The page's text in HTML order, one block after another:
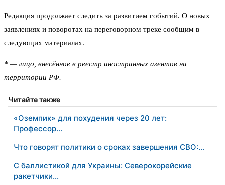
Редакция продолжает следить за развитием событий. О новых
заявлениях и поворотах на переговорном треке сообщим в
следующих материалах.
* — лицо, внесённое в реестр иностранных агентов на
территории РФ.
Читайте также
«Оземпик» для похудения через 20 лет:
Профессор…
Что говорят политики о сроках завершения СВО:…
С баллистикой для Украины: Северокорейские
ракетчики…